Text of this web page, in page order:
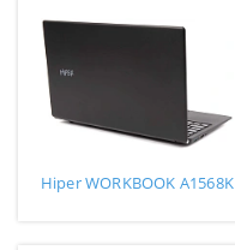
Hiper WORKBOOK A1568K